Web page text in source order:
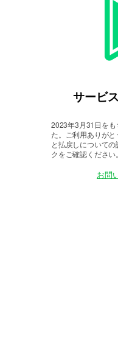
サービ
2023年3月31日をも
た。
ご利用ありが
と払戻しについて
クをご確認ください。
お問